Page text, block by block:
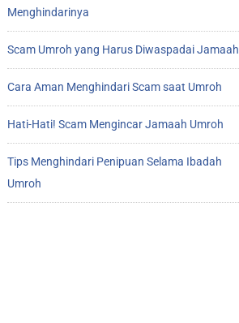
Menghindarinya
Scam Umroh yang Harus Diwaspadai Jamaah
Cara Aman Menghindari Scam saat Umroh
Hati-Hati! Scam Mengincar Jamaah Umroh
Tips Menghindari Penipuan Selama Ibadah
Umroh